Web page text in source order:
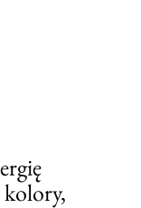
kolory,